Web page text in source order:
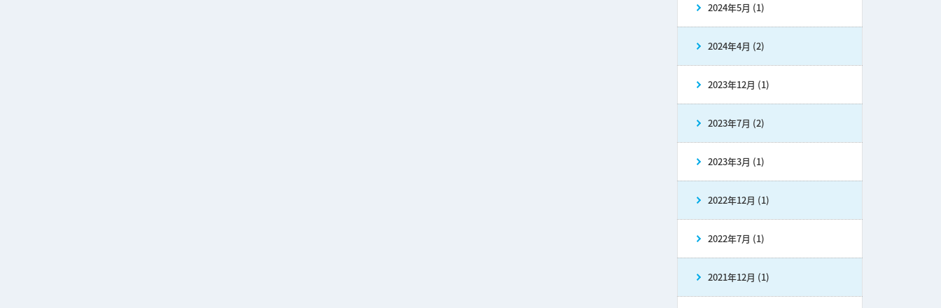
2024年5月 (1)
2024年4月 (2)
2023年12月 (1)
2023年7月 (2)
2023年3月 (1)
2022年12月 (1)
2022年7月 (1)
2021年12月 (1)